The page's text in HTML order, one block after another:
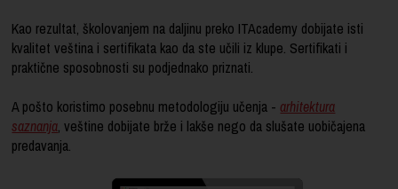
Kao rezultat, školovanjem na daljinu preko ITAcademy dobijate isti
kvalitet veština i sertifikata kao da ste učili iz klupe. Sertifikati i
praktične sposobnosti su podjednako priznati.
A pošto koristimo posebnu metodologiju učenja - arhitektura
saznanja, veštine dobijate brže i lakše nego da slušate uobičajena
predavanja.